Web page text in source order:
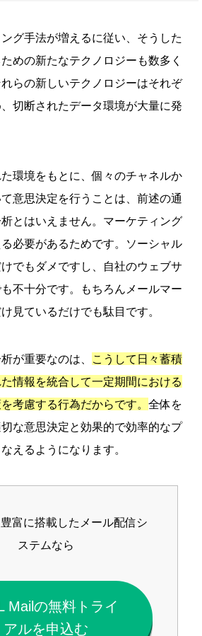
グ手法が増えるに従い、そうした
めの新たなテクノロジーも数多く
らの新しいテクノロジーはそれぞ
切断されたデータ環境が大量に発
環境をもとに、個々のチャネルか
意思決定を行うことは、前述の通
とはいえません。マーケティング
必要があるためです。ソーシャル
でもダメですし、自社のウェブサ
不十分です。もちろんメールマー
見ているだけでも駄目です。
が重要なのは、
こうして日々蓄積
情報を統合して一定期間における
考慮する行為だからです。 全体を
な意思決定と効果的で効率的なプ
えるようになります。
富に搭載したメール配信シ
ステムなら
Mailの無料トライ
アルを申込む